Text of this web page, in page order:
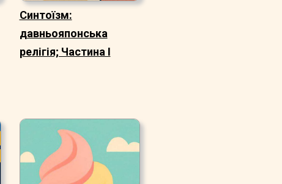
Синтоїзм:
давньояпонська
релігія; Частина I